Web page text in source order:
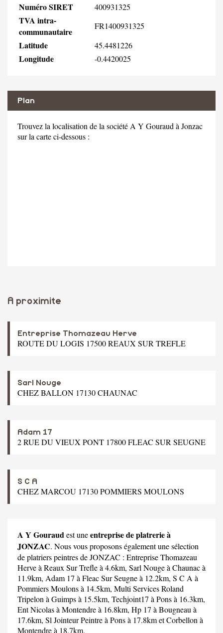
Numéro SIRET 400931325
TVA intra-
communautaire
FR1400931325
Latitude 45.4481226
Longitude -0.4420025
Plan
Trouvez la localisation de la société A Y Gouraud à Jonzac
sur la carte ci-dessous :
A proximite
Entreprise Thomazeau Herve
ROUTE DU LOGIS 17500 REAUX SUR TREFLE
Sarl Nouge
CHEZ BALLON 17130 CHAUNAC
Adam 17
2 RUE DU VIEUX PONT 17800 FLEAC SUR SEUGNE
S C A
CHEZ MARCOU 17130 POMMIERS MOULONS
A Y Gouraudest uneentreprise de platrerie à
JONZAC. Nous vous proposons également une sélection
de platriers peintres de JONZAC : Entreprise Thomazeau
Herveà Reaux Sur Trefle à 4.6km, Sarl Nougeà Chaunac à
11.9km, Adam 17 à Fleac Sur Seugne à 12.2km, S C A à
Pommiers Moulons à 14.5km, Multi Services Roland
Tripelon à Guimps à 15.5km, Techjoint17 à Pons à 16.3km,
Ent Nicolasà Montendre à 16.8km, Hp 17 à Bougneau à
17.6km, Sl Jointeur Peintreà Pons à 17.8km etCorbellon à
Montendre à 18.7km.